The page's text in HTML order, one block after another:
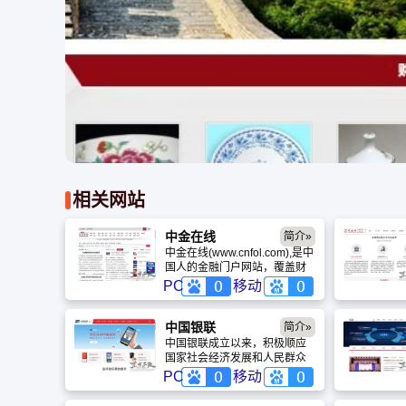
相关网站
中金在线
中金在线(www.cnfol.com),是中
国人的金融门户网站，覆盖财
经、股票、 证券、金融、港
股、行情、基金、债券、期
货、外汇、保险、银行、博
客、股票分析软件等多种面向
个人和企业的服务。目前，中
金在线日访问量超过3000万，
在国内金融类网站中排名前
列。
PC 移动
简介»
中国银联
中国银联成立以来，积极顺应
国家社会经济发展和人民群众
用卡需要，牢记产业使命，履
行社会责任，充分发挥银行卡
组织的职能作用，积极携手商
PC 移动
简介»